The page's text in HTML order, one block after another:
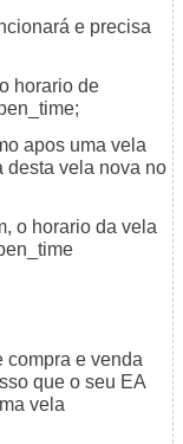
e precisa
horario de
apos uma vela
desta vela nova no
o horario da vela
compra e venda
que o seu EA
vela